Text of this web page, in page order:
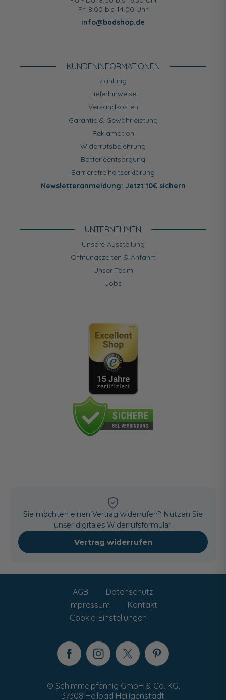
Fr: 8.00 bis 14.00 Uhr
info@badshop.de
KUNDEN­INFORMATIONEN
Zahlung
Lieferhinweise
Versandkosten
Garantie & Gewährleistung
Reklamation
Widerrufsbelehrung
Batterieentsorgung
Barrierefreiheitserklärung
Newsletteranmeldung: Jetzt 10€ sichern
UNTERNEHMEN
Unsere Ausstellung
Öffnungszeiten & Anfahrt
Unser Team
Jobs
Sie möchten einen Vertrag widerrufen? Nutzen Sie
unser digitales Widerrufsformular:
Vertrag widerrufen
AGB
Datenschutz
Impressum
Kontakt
Cookie-Einstellungen
© Schimmelpfennig GmbH & Co. KG,
37308 Heilbad Heiligenstadt